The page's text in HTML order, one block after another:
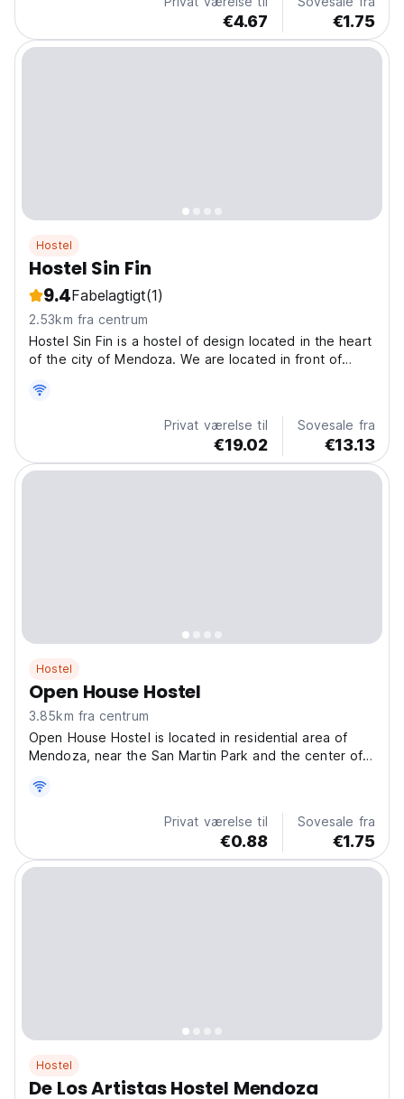
€4.67 €1.75
Hostel
Hostel Sin Fin
9.4Fabelagtigt(1)
2.53km fra centrum
Hostel Sin Fin is a hostel of design located in the heart
of the city of Mendoza. We are located in front of
pedestrian street and 15 minutes from El Plumerillo
Airport. Our rooms have air conditioning and free...
Privat værelse til
€19.02
Sovesale fra
€13.13
Hostel
Open House Hostel
3.85km fra centrum
Open House Hostel is located in residential area of
Mendoza, near the San Martin Park and the center of
a shared kitchen, free wifi and a common room. Guests
at Open House Hostel can also enjoy a large patio...
Privat værelse til
€0.88
Sovesale fra
€1.75
Hostel
De Los Artistas Hostel Mendoza